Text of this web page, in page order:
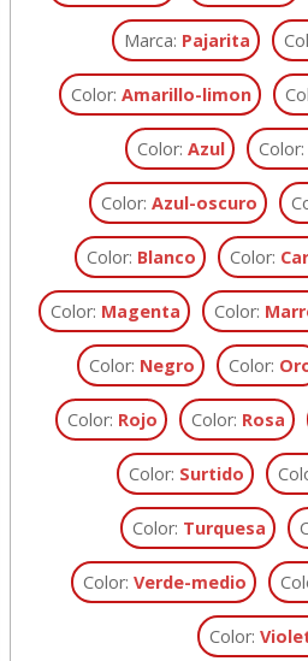
Marca: Pajarita
Color:Amarillo-limon
Color:Azul
Color:Azul-oscuro
Color: Blanco Color:
Color: Magenta Color:
Color: Negro Color:
Color: Rojo Color: Rosa
Color: Surtido
Color: Turquesa
Color: Verde-medio
Color: